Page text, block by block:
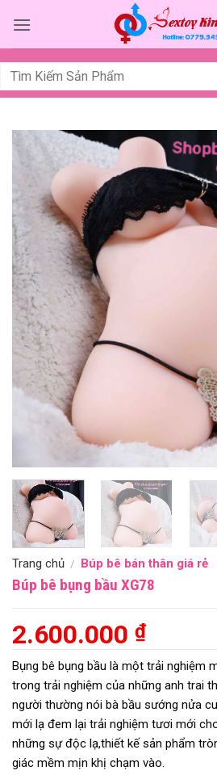
qua
nội
dung
Tìm
kiếm:
Trang chủ / Búp bê bán thân giá rẻ
Búp bê bụng bầu XG78
2.600.000 ₫
Bụng bê bụng bầu là một trải nghiệm
trong trải nghiệm của những anh trai
người thường nói bà bầu sướng nửa
mới lạ đem lại trải nghiệm tươi mới
những sự độc lạ,thiết kế sản phẩm
giác mềm mịn khị chạm vào.